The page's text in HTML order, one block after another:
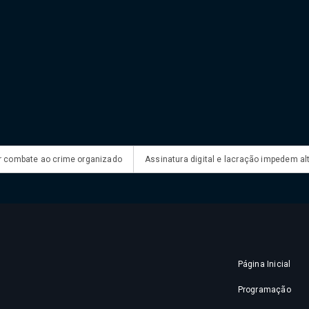
ao crime organizado Assinatura digital e lacração impedem
Página Inicial
Programação